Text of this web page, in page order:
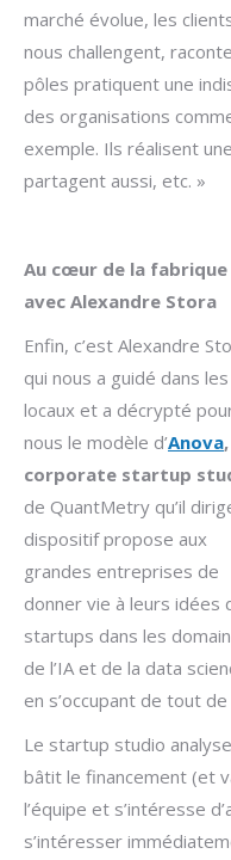
marché évolue, les
nous challengent,
pôles pratiquent une
des organisations
exemple. Ils réalisent
partagent aussi, etc. »
Au cœur de la
avec Alexandre Stora
Enfin, c’est Alexandre
qui nous a guidé dans les
locaux et a décrypté
nous le modèle d’Anova
corporate startup
de QuantMetry qu’il
dispositif propose aux
grandes entreprises de
donner vie à leurs idées
startups dans les
de l’IA et de la data
en s’occupant de tout de
Le startup studio
bâtit le financement (et
l’équipe et s’intéresse
s’intéresser